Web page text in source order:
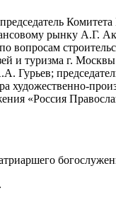
рынку А.Г.
вопросам
и туризма г.
художественно-
«Россия